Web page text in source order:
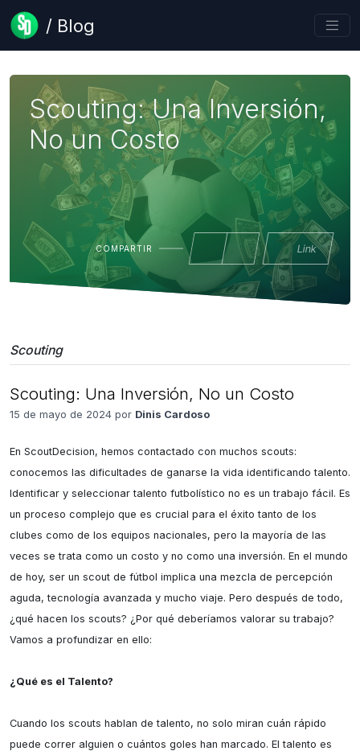
/ Blog
Scouting: Una Inversión,
No un Costo
COMPARTIR Link
Scouting
Scouting: Una Inversión, No un Costo
15 de mayo de 2024 por Dinis Cardoso
En ScoutDecision, hemos contactado con muchos scouts:
conocemos las dificultades de ganarse la vida identificando talento.
Identificar y seleccionar talento futbolístico no es un trabajo fácil. Es
un proceso complejo que es crucial para el éxito tanto de los
clubes como de los equipos nacionales, pero la mayoría de las
veces se trata como un costo y no como una inversión. En el mundo
de hoy, ser un scout de fútbol implica una mezcla de percepción
aguda, tecnología avanzada y mucho viaje. Pero después de todo,
¿qué hacen los scouts? ¿Por qué deberíamos valorar su trabajo?
Vamos a profundizar en ello:
¿Qué es el Talento?
Cuando los scouts hablan de talento, no solo miran cuán rápido
puede correr alguien o cuántos goles han marcado. El talento es